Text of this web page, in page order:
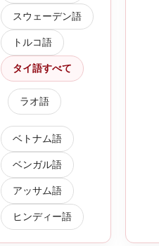
スウェーデン語
トルコ語
タイ語すべて
ラオ語
ベトナム語
ベンガル語
アッサム語
ヒンディー語